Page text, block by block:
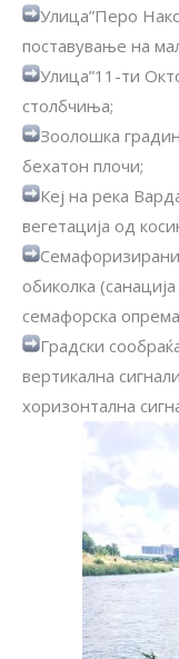
Улица”Перо
поставување на
Улица”11-ти
столбчиња;
Зоолошка
бехатон плочи;
Кеј на река
вегетација од
обиколка
семафорска
Градски
вертикална
хоризонтална